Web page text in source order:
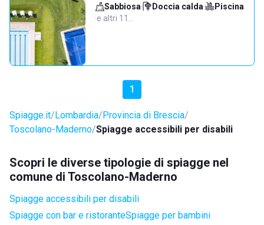
Sabbiosa· Doccia calda·
Piscina
·e altri 11…
1
Spiagge.it Lombardia Provincia di Brescia
Toscolano-Maderno Spiagge accessibili per disabili
Scopri le diverse tipologie di spiagge nel
comune di Toscolano-Maderno
Spiagge accessibili per disabili
Spiagge con bar e ristoranteSpiagge per bambini